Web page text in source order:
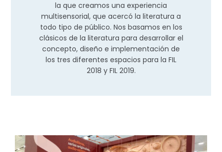
la que creamos una experiencia
multisensorial, que acercó la literatura a
todo tipo de público. Nos basamos en los
clásicos de la literatura para desarrollar el
concepto, diseño e implementación de
los tres diferentes espacios para la FIL
2018 y FIL 2019.